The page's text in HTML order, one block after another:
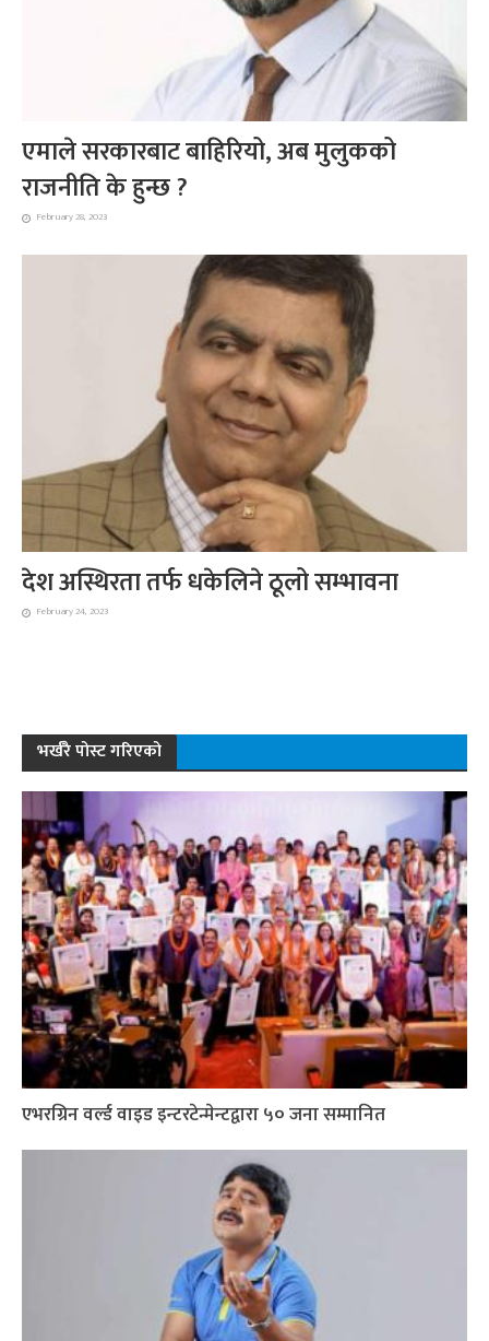
एमाले सरकारबाट बाहिरियो, अब मुलुकको
राजनीति के हुन्छ ?
February 28, 2023
देश अस्थिरता तर्फ धकेलिने ठूलो सम्भावना
February 24, 2023
भर्खरै पोस्ट गरिएको
एभरग्रिन वर्ल्ड वाइड इन्टरटेन्मेन्टद्वारा ५० जना सम्मानित